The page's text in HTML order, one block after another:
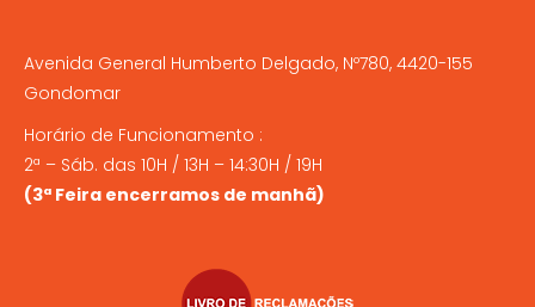
Avenida General Humberto Delgado, Nº780, 4420-155
Gondomar
Horário de Funcionamento :
2ª – Sáb. das 10H / 13H – 14:30H / 19H
(3ª Feira encerramos de manhã)